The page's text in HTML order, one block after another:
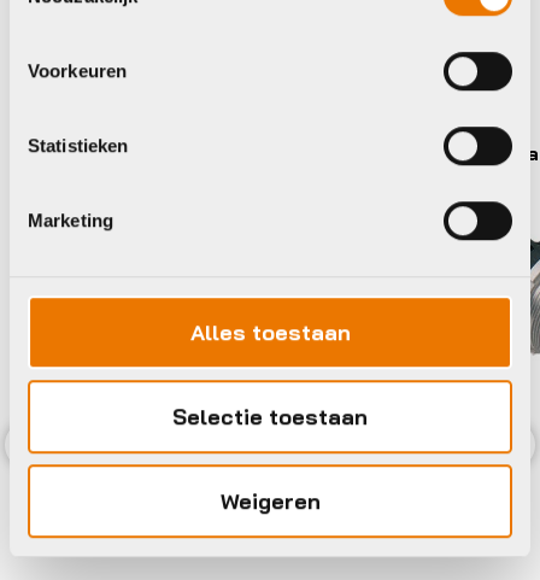
Voorkeuren
Statistieken
Marketing
Alles toestaan
Selectie toestaan
Weigeren
Bekijk alle accessoires
BBB